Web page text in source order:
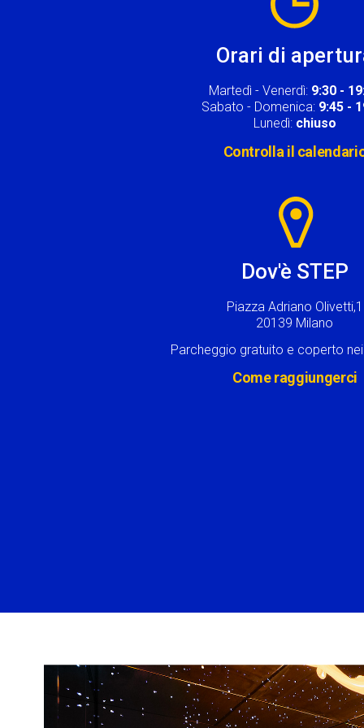
Orari di
Martedì - Venerdì: 9:30 -
Sabato - Domenica: 9:45 -
Lunedì: chiuso
Controlla il
Dov'è STEP
Piazza Adriano Olivetti,1
20139 Milano
Parcheggio gratuito e coperto
Come raggiungerci